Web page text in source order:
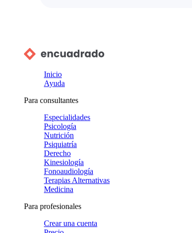
Inicio
Ayuda
Para consultantes
Especialidades
Psicología
Nutrición
Psiquiatría
Derecho
Kinesiología
Fonoaudiología
Terapias Alternativas
Medicina
Para profesionales
Crear una cuenta